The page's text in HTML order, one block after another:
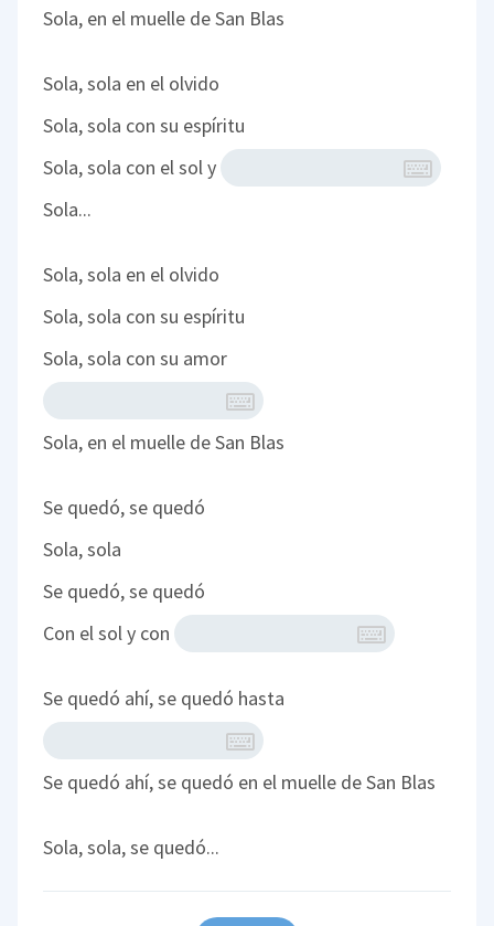
Sola, en el muelle de San Blas
Sola, sola en el olvido
Sola, sola con su espíritu
Sola, sola con el sol y
Sola...
Sola, sola en el olvido
Sola, sola con su espíritu
Sola, sola con su amor
Sola, en el muelle de San Blas
Se quedó, se quedó
Sola, sola
Se quedó, se quedó
Con el sol y con
Se quedó ahí, se quedó hasta
Se quedó ahí, se quedó en el muelle de San Blas
Sola, sola, se quedó...